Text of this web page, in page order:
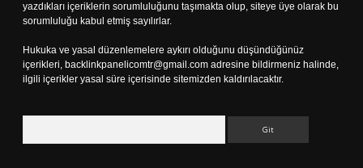
yazdıkları içeriklerin sorumluluğunu taşımakta olup, siteye üye olarak bu
sorumluluğu kabul etmiş sayılırlar.
Hukuka ve yasal düzenlemelere aykırı olduğunu düşündüğünüz
içerikleri, backlinkpanelicomtr@gmail.com adresine bildirmeniz halinde,
ilgili içerikler yasal süre içerisinde sitemizden kaldırılacaktır.